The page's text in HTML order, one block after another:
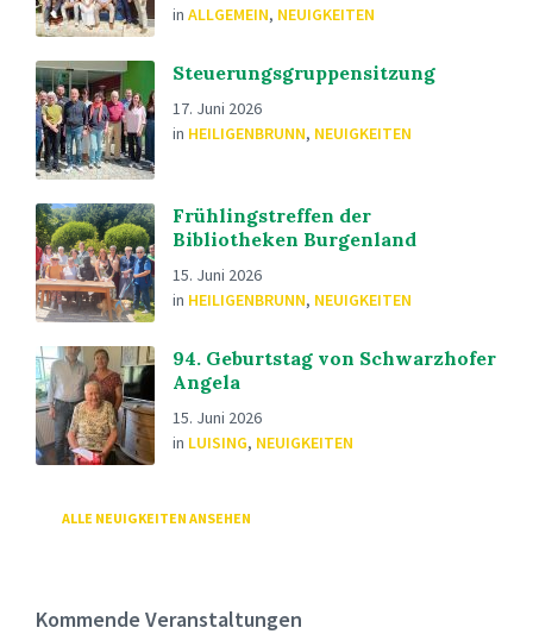
in ALLGEMEIN, NEUIGKEITEN
Steuerungsgruppensitzung
17. Juni 2026
in HEILIGENBRUNN, NEUIGKEITEN
Frühlingstreffen der
Bibliotheken Burgenland
15. Juni 2026
in HEILIGENBRUNN, NEUIGKEITEN
94. Geburtstag von Schwarzhofer
Angela
15. Juni 2026
in LUISING, NEUIGKEITEN
ALLE NEUIGKEITEN ANSEHEN
Kommende Veranstaltungen